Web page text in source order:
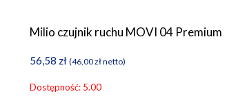
Milio czujnik ruchu MOVI 04 Premium
56,58 zł (46,00złnetto)
Dostępność: 5.00